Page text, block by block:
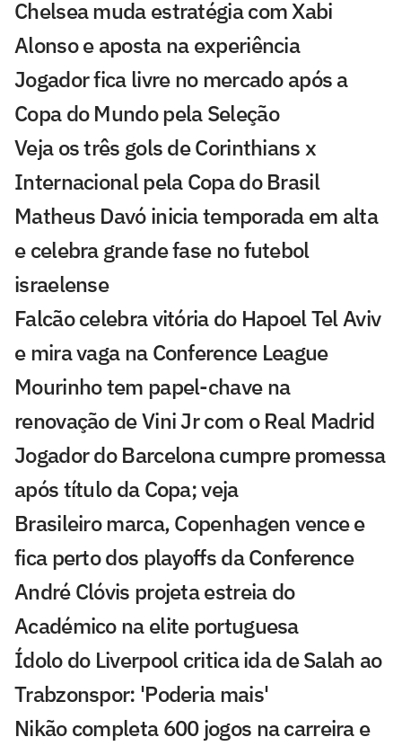
Chelsea muda estratégia com Xabi
Alonso e aposta na experiência
Jogador fica livre no mercado após a
Copa do Mundo pela Seleção
Veja os três gols de Corinthians x
Internacional pela Copa do Brasil
Matheus Davó inicia temporada em alta
e celebra grande fase no futebol
israelense
Falcão celebra vitória do Hapoel Tel Aviv
e mira vaga na Conference League
Mourinho tem papel-chave na
renovação de Vini Jr com o Real Madrid
Jogador do Barcelona cumpre promessa
após título da Copa; veja
Brasileiro marca, Copenhagen vence e
fica perto dos playoffs da Conference
André Clóvis projeta estreia do
Académico na elite portuguesa
Ídolo do Liverpool critica ida de Salah ao
Trabzonspor: 'Poderia mais'
Nikão completa 600 jogos na carreira e